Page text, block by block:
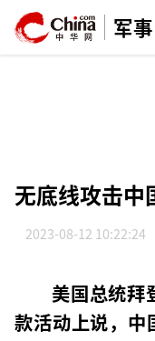
军事
无底线攻击中
2023-08-12 10:22:24
美国总统拜
款活动上说，